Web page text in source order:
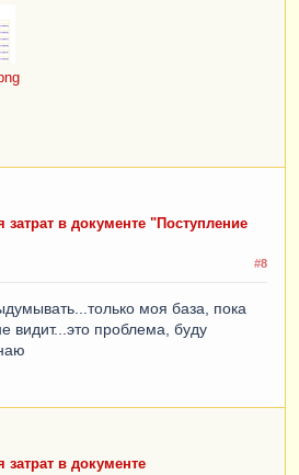
затрат в документе "Поступление
#8
моя база, пока
видит...это проблема, буду
затрат в документе